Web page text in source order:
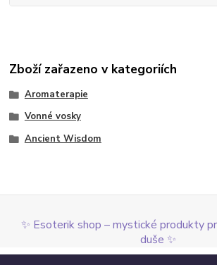
Zboží zařazeno v kategoriích
Aromaterapie
Vonné vosky
Ancient Wisdom
✨ Esoterik shop – mystické produkty
duše ✨